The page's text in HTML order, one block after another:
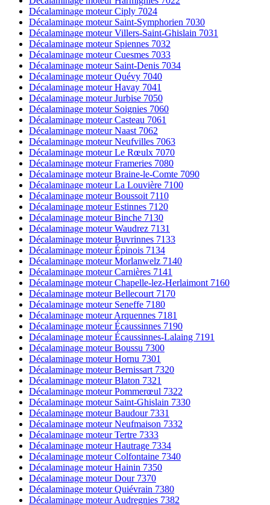
Décalaminage moteur Ciply 7024
Décalaminage moteur Saint-Symphorien 7030
Décalaminage moteur Villers-Saint-Ghislain 7031
Décalaminage moteur Spiennes 7032
Décalaminage moteur Cuesmes 7033
Décalaminage moteur Saint-Denis 7034
Décalaminage moteur Quévy 7040
Décalaminage moteur Havay 7041
Décalaminage moteur Jurbise 7050
Décalaminage moteur Soignies 7060
Décalaminage moteur Casteau 7061
Décalaminage moteur Naast 7062
Décalaminage moteur Neufvilles 7063
Décalaminage moteur Le Rœulx 7070
Décalaminage moteur Frameries 7080
Décalaminage moteur Braine-le-Comte 7090
Décalaminage moteur La Louvière 7100
Décalaminage moteur Boussoit 7110
Décalaminage moteur Estinnes 7120
Décalaminage moteur Binche 7130
Décalaminage moteur Waudrez 7131
Décalaminage moteur Buvrinnes 7133
Décalaminage moteur Épinois 7134
Décalaminage moteur Morlanwelz 7140
Décalaminage moteur Carnières 7141
Décalaminage moteur Chapelle-lez-Herlaimont 7160
Décalaminage moteur Bellecourt 7170
Décalaminage moteur Seneffe 7180
Décalaminage moteur Arquennes 7181
Décalaminage moteur Écaussinnes 7190
Décalaminage moteur Écaussinnes-Lalaing 7191
Décalaminage moteur Boussu 7300
Décalaminage moteur Hornu 7301
Décalaminage moteur Bernissart 7320
Décalaminage moteur Blaton 7321
Décalaminage moteur Pommerœul 7322
Décalaminage moteur Saint-Ghislain 7330
Décalaminage moteur Baudour 7331
Décalaminage moteur Neufmaison 7332
Décalaminage moteur Tertre 7333
Décalaminage moteur Hautrage 7334
Décalaminage moteur Colfontaine 7340
Décalaminage moteur Hainin 7350
Décalaminage moteur Dour 7370
Décalaminage moteur Quiévrain 7380
Décalaminage moteur Audregnies 7382